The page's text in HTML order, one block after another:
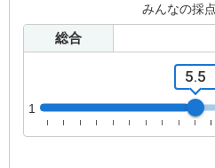
みんなの採
総合
1
5.5